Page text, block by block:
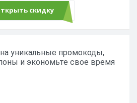
скидку
уникальные промокоды,
и экономьте свое время